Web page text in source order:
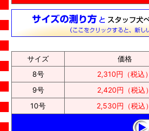
サイズ 価格
8号
2,310円（税込）
9号
2,420円（税込）
10号
2,530円（税込）